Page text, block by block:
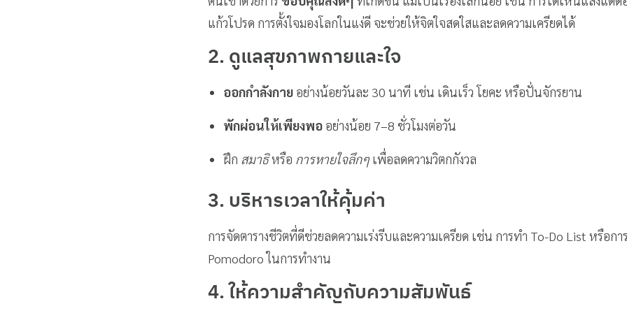
แก้วโปรด การตั้งใจมองโลกในแง่ดี จะช่วยให้จิตใจสดใสและลดความเครียดได้
2. ดูแลสุขภาพกายและใจ
ออกกำลังกายอย่างน้อยวันละ 30 นาที เช่น เดินเร็ว โยคะ หรือปั่นจักรยาน
พักผ่อนให้เพียงพออย่างน้อย 7–8 ชั่วโมงต่อวัน
ฝึก สมาธิหรือ การหายใจลึกๆเพื่อลดความวิตกกังวล
3. บริหารเวลาให้คุ้มค่า
การจัดตารางชีวิตที่ดีช่วยลดความเร่งรีบและความเครียด เช่น การทำ To-Do List หรือก
Pomodoro ในการทำงาน
4. ให้ความสำคัญกับความสัมพันธ์